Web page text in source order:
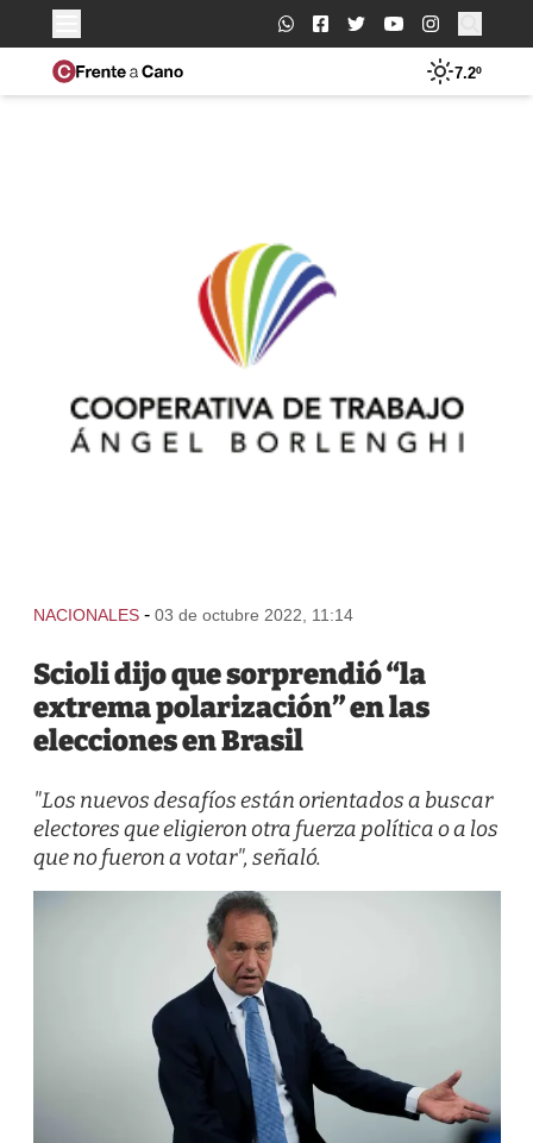
Buscar:
7.2º
NACIONALES - 03 de octubre 2022, 11:14
Scioli dijo que sorprendió “la
extrema polarización” en las
elecciones en Brasil
"Los nuevos desafíos están orientados a buscar
electores que eligieron otra fuerza política o a los
que no fueron a votar", señaló.